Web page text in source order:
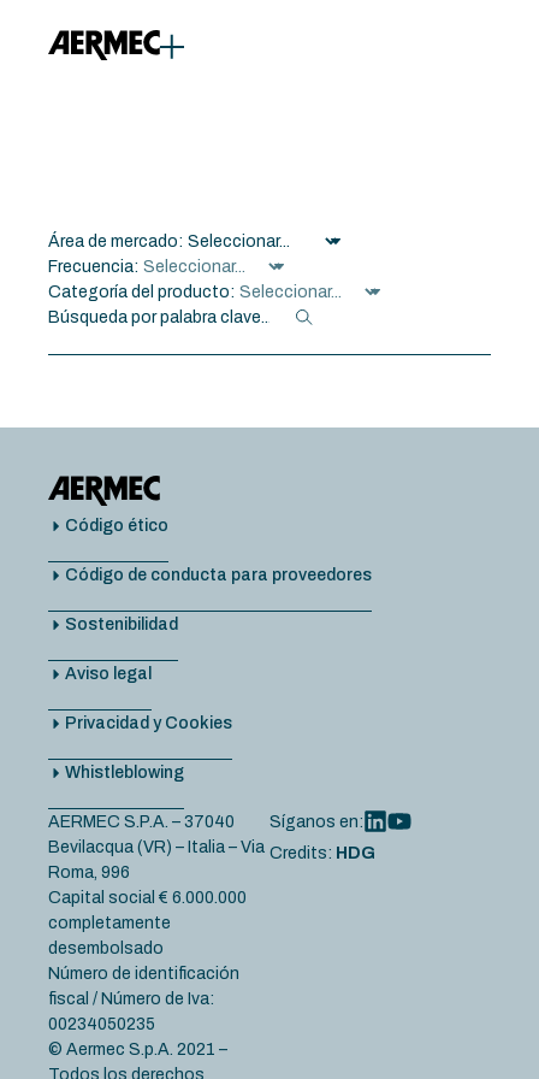
Área de mercado:
Frecuencia:
Categoría del producto:
Código ético
Código de conducta para proveedores
Sostenibilidad
Aviso legal
Privacidad y Cookies
Whistleblowing
AERMEC S.P.A. – 37040
Bevilacqua (VR) – Italia – Via
Roma, 996
Capital social € 6.000.000
completamente
desembolsado
Número de identificación
fiscal / Número de Iva:
00234050235
© Aermec S.p.A. 2021 –
Todos los derechos
Síganos en:
Credits: HDG